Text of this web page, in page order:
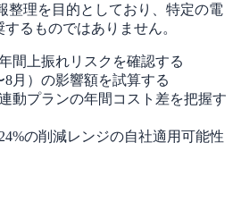
整理を目的としており、特定の電
るものではありません。
間上振れリスクを確認する
8月）の影響額を試算する
動プランの年間コスト差を把握す
の削減レンジの自社適用可能性